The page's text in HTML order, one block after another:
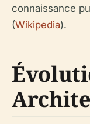
connaissance
(Wikipedia).